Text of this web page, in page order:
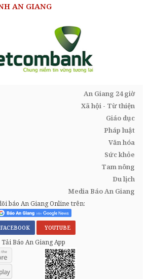
AN GIANG
An Giang 24 giờ
Xã hội - Từ thiện
Giáo dục
Pháp luật
Văn hóa
Sức khỏe
Tam nông
Du lịch
Media Báo An Giang
báo An Giang Online trên:
FACEBOOK YOUTUBE
Tải Báo An Giang App